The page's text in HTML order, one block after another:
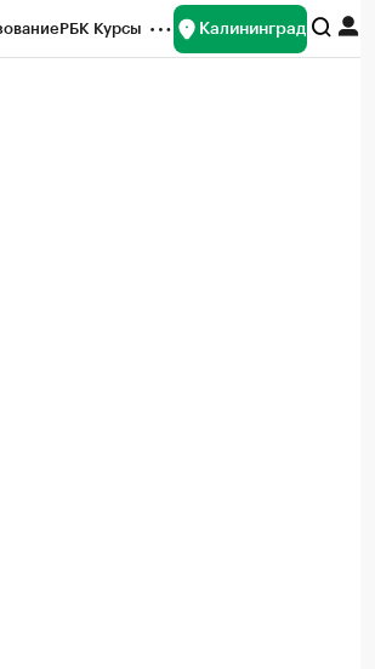
РБК Курсы Калининград